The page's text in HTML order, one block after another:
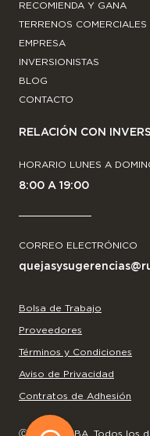
RECOMIENDA Y GANA
TERRENOS COMERCIALES
EMPRESA
INVERSIONISTAS
BLOG
CONTACTO
RELACIÓN CON
HORARIO LUNES A
8:00 A 19:00
CORREO ELECTRÓNICO
Ⓒ 2026RUBA. Todos los
Bolsa de Trabajo
Proveedores
Términos y Condiciones
Aviso de Privacidad
Contratos de Adhesión